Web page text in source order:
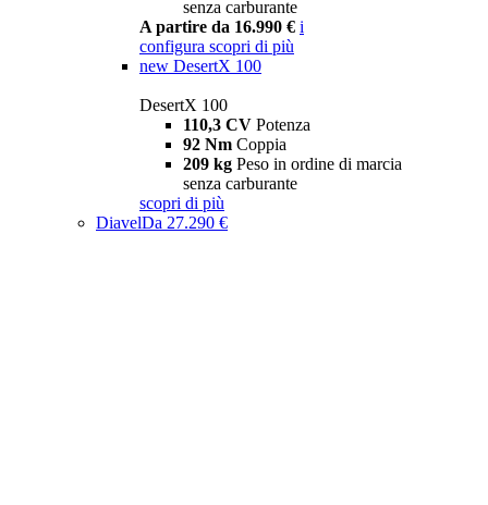
senza carburante
A partire da 16.990 € i
configura scopri di più
new DesertX 100
DesertX 100
110,3 CV Potenza
92 Nm Coppia
209 kg Peso in ordine di marcia
senza carburante
scopri di più
DiavelDa 27.290 €